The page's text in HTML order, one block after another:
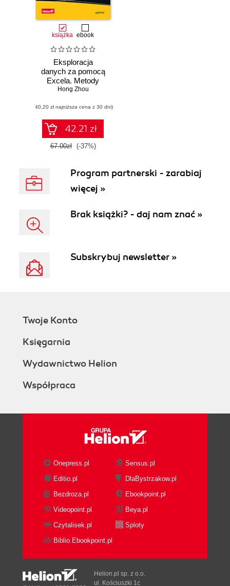
książka ebook
Eksploracja
danych za pomocą
Excela. Metody
uczenia
krok po kroku
Hong Zhou
(40,20 zł najniższa cena z 30 dni)
42.21 zł
67.00zł (-37%)
Program partnerski - zarabiaj
więcej »
Brak książki? - daj nam znać »
Subskrybuj newsletter »
Twoje Konto
Księgarnia
Wydawnictwo Helion
Współpraca
Onepress.pl
Sensus.pl
Editio.pl
DlaBystrzakow.pl
Bezdroza.pl
Ebookpoint.pl
Videopoint.pl
Beya.pl
Czytalisek.pl
Sploty
Biblio.Ebookpoint.pl
Helion.pl sp. z o.o.
ul. Kościuszki 1c